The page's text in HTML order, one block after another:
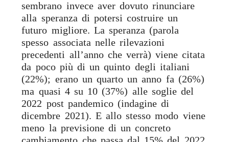
sembrano invece aver dovuto rinunciare
alla speranza di potersi costruire un
futuro migliore. La speranza (parola
spesso associata nelle rilevazioni
precedenti all’anno che verrà) viene citata
da poco più di un quinto degli italiani
(22%); erano un quarto un anno fa (26%)
ma quasi 4 su 10 (37%) alle soglie del
2022 post pandemico (indagine di
dicembre 2021). E allo stesso modo viene
meno la previsione di un concreto